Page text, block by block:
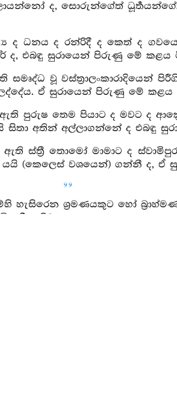
ද, සොරුන්ගේත්
ද ධනය ද රන්රිදී ද කෙත් ද
එබඳු සුරායෙන් පිරුණු මේ කළය
වූ වස්ත්‍රාලංකාරාදියෙන්
ඒ සුරායෙන් පිරුණු මේ කළය
පුරුෂ තෙම පියාට ද මවට ද
සිතා අතින් අල්ලාගන්නේ ද එබඳු
ස්ත්‍රී තොමෝ මාමාට ද
යයි (කෙලෙස් වශයෙන්) ගන්නී ද,
99
හැසිරෙන ශ්‍රමණයකුට හෝ
දී ගනිවු.